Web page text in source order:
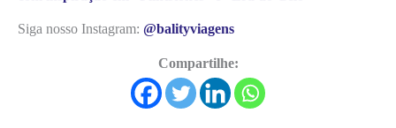
Siga nosso Instagram: @balityviagens
Compartilhe: